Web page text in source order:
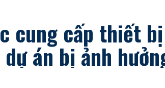
cung cấp thiết
án bị ảnh